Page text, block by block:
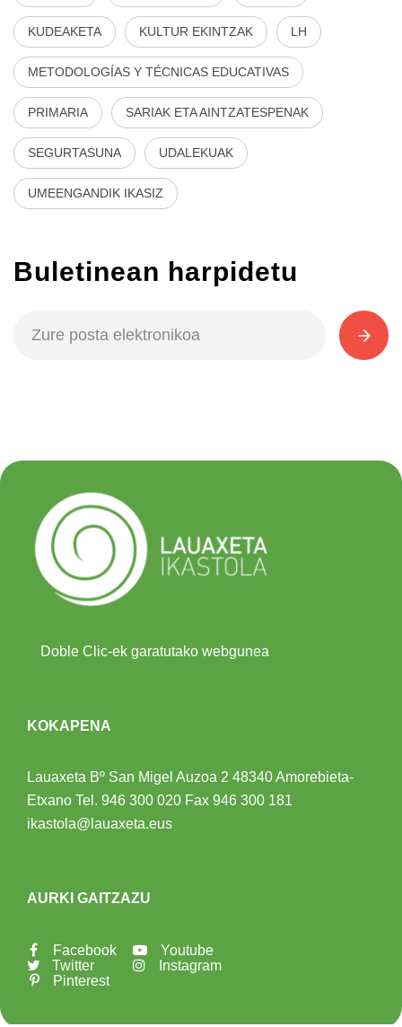
KUDEAKETA KULTUR EKINTZAK LH
METODOLOGÍAS Y TÉCNICAS EDUCATIVAS
PRIMARIA SARIAK ETA AINTZATESPENAK
SEGURTASUNA UDALEKUAK
UMEENGANDIK IKASIZ
Buletinean harpidetu
Doble Clic-ek garatutako webgunea
KOKAPENA
Lauaxeta Bº San Migel Auzoa 2 48340 Amorebieta-
Etxano Tel. 946 300 020 Fax 946 300 181
ikastola@lauaxeta.eus
AURKI GAITZAZU
Facebook
Twitter
Pinterest
Youtube
Instagram